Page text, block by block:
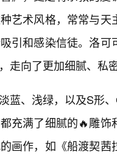
艺术风格，常常与
引和感染信徒。洛
走向了更加细腻、私
蓝、浅绿，以及S形
充满了细腻的🔥雕饰
画作，如《船渡契